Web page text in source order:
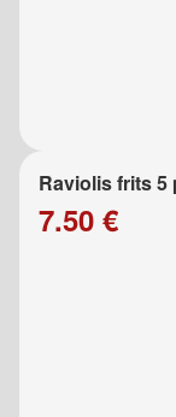
Raviolis frits 5
7.50 €